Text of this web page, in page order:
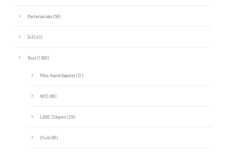
Partenariats(58)
3×3(43)
Tout(1 000)
Pôle Handibasket(12)
NF2 (66)
LABC Citoyen (29)
Club(66)